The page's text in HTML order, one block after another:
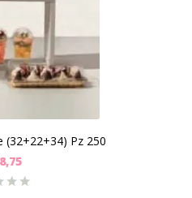
(32+22+34) Pz 250